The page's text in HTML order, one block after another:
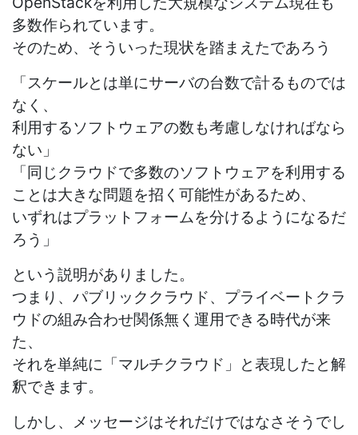
多数作られています。
そのため、そういった現状を踏まえたであろう
「スケールとは単にサーバの台数で計るものでは
なく、
利用するソフトウェアの数も考慮しなければなら
ない」
「同じクラウドで多数のソフトウェアを利用する
ことは大きな問題を招く可能性があるため、
いずれはプラットフォームを分けるようになるだ
ろう」
という説明がありました。
つまり、パブリッククラウド、プライベートクラ
ウドの組み合わせ関係無く運用できる時代が来
た、
それを単純に「マルチクラウド」と表現したと解
釈できます。
しかし、メッセージはそれだけではなさそうでし